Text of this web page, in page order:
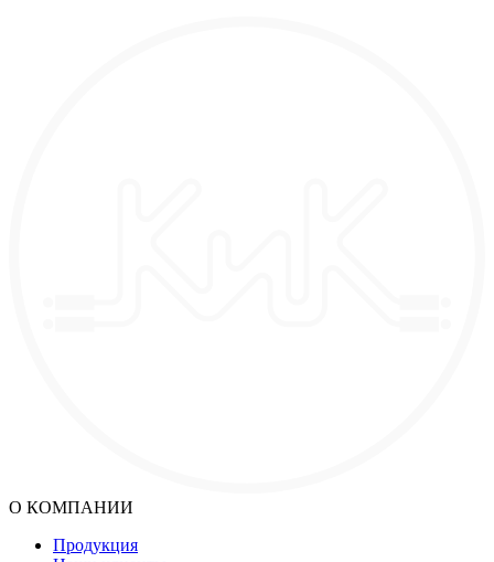
О КОМПАНИИ
Продукция